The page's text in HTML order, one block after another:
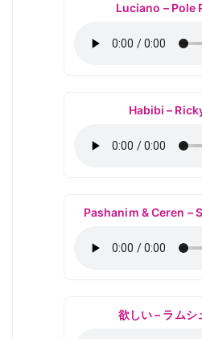
Luciano – Pole
Habibi –
Pashanim & Ceren –
欲しい – ラムシ